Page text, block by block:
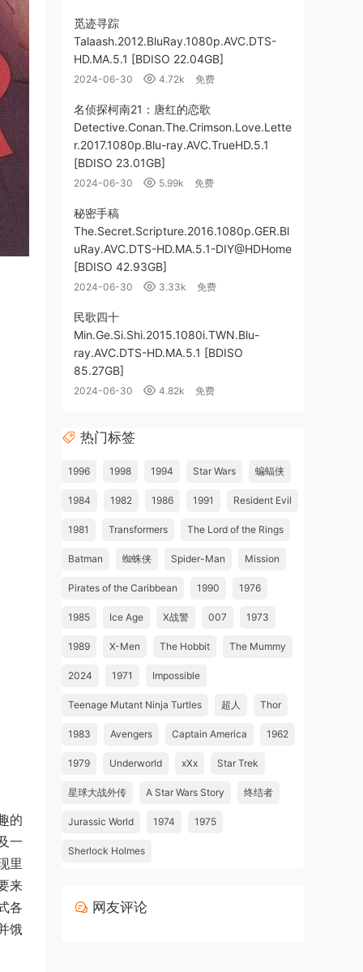
的
一
里
来
各
饿
觅迹寻踪
Talaash.2012.BluRay.1080p.AVC.DTS-
HD.MA.5.1 [BDISO 22.04GB]
2024-06-30 4.72k 免费
名侦探柯南21：唐红的恋歌
Detective.Conan.The.Crimson.Love.Lette
r.2017.1080p.Blu-ray.AVC.TrueHD.5.1
[BDISO 23.01GB]
2024-06-30 5.99k 免费
秘密手稿
The.Secret.Scripture.2016.1080p.GER.Bl
uRay.AVC.DTS-HD.MA.5.1-DIY@HDHome
[BDISO 42.93GB]
2024-06-30 3.33k 免费
民歌四十
Min.Ge.Si.Shi.2015.1080i.TWN.Blu-
ray.AVC.DTS-HD.MA.5.1 [BDISO
85.27GB]
2024-06-30 4.82k 免费
热门标签
1996 1998 1994 Star Wars 蝙蝠侠
1984 1982 1986 1991 Resident Evil
1981 Transformers The Lord of the Rings
Batman 蜘蛛侠 Spider-Man Mission
Pirates of the Caribbean 1990 1976
1985 Ice Age X战警 007 1973
1989 X-Men The Hobbit The Mummy
2024 1971 Impossible
Teenage Mutant Ninja Turtles 超人 Thor
1983 Avengers Captain America 1962
1979 Underworld xXx Star Trek
星球大战外传 A Star Wars Story 终结者
Jurassic World 1974 1975
Sherlock Holmes
网友评论